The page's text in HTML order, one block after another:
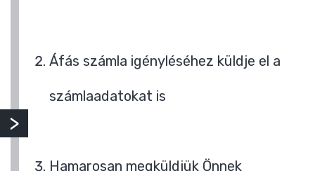
Áfás számla igényléséhez küldje el a
számlaadatokat is
Hamarosan megküldjük Önnek